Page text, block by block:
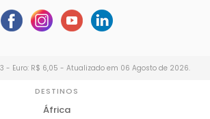
- Euro: R$ 6,05 - Atualizado em 06 Agosto de 2026.
DESTINOS
África